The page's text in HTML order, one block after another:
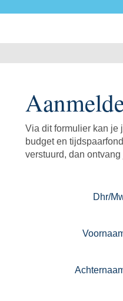
Via dit formulier kan je
budget en
verstuurd, dan
Dhr/